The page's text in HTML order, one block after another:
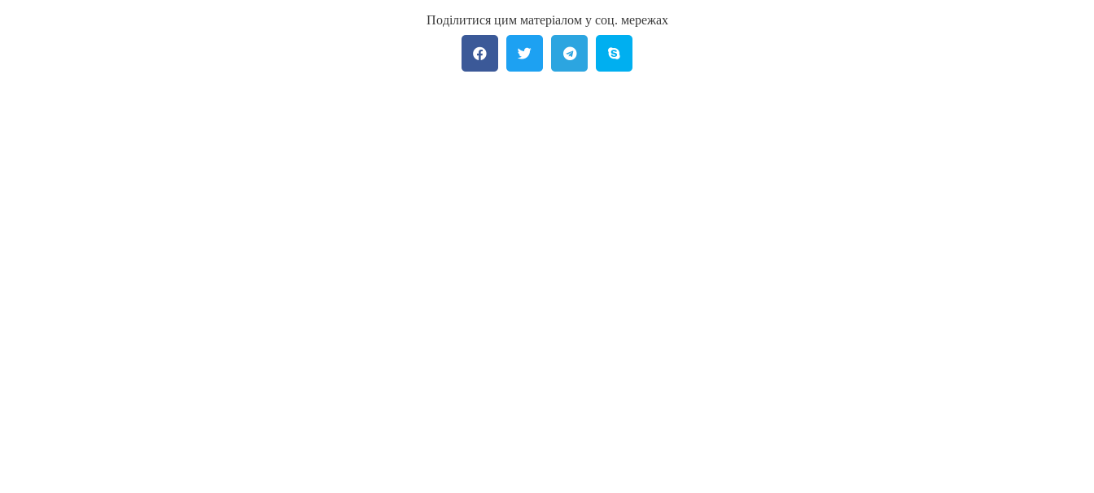
Поділитися цим матеріалом у соц. мережах